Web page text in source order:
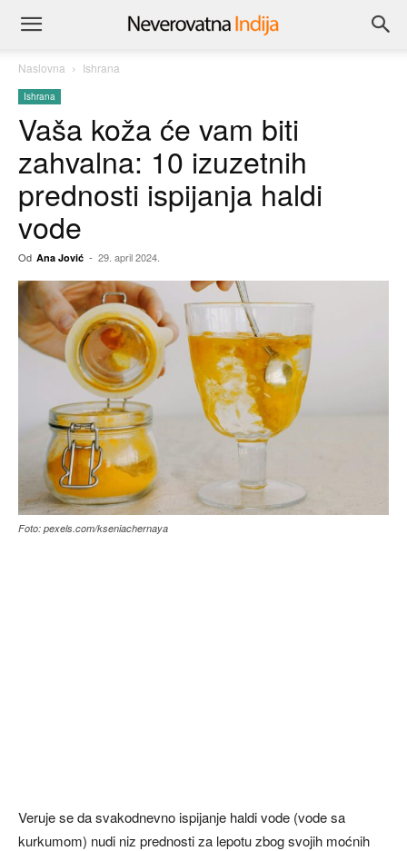
Naslovna Ishrana
Ishrana
Vaša koža će vam biti
zahvalna: 10 izuzetnih
prednosti ispijanja haldi
vode
Od Ana Jović - 29. april 2024.
Foto: pexels.com/kseniachernaya
Veruje se da svakodnevno ispijanje haldi vode (vode sa
kurkumom) nudi niz prednosti za lepotu zbog svojih moćnih